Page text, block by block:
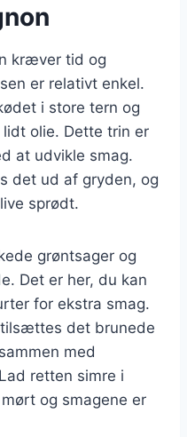
kræver tid og
er relativt enkel.
i store tern og
olie. Dette trin er
at udvikle smag.
det ud af gryden, og
sprødt.
grøntsager og
Det er her, du kan
for ekstra smag.
det brunede
med
retten simre i
og smagene er